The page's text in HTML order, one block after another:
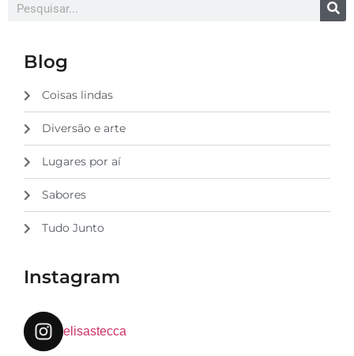
Blog
Coisas lindas
Diversão e arte
Lugares por aí
Sabores
Tudo Junto
Instagram
elisastecca